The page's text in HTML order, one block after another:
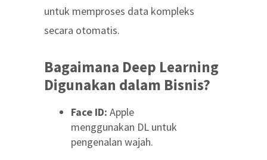
untuk memproses data kompleks
secara otomatis.
Bagaimana Deep Learning
Digunakan dalam Bisnis?
Face ID: Apple
menggunakan DL untuk
pengenalan wajah.